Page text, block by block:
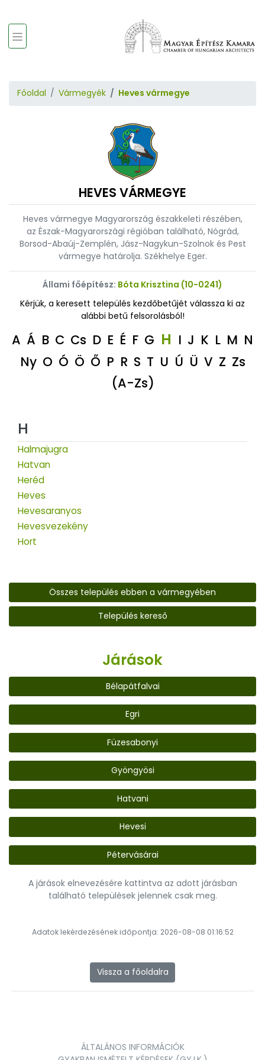
Főoldal Vármegyék Heves vármegye
HEVES VÁRMEGYE
Heves vármegye Magyarország északkeleti részében,
az Észak-Magyarországi régióban található, Nógrád,
Borsod-Abaúj-Zemplén, Jász-Nagykun-Szolnok és Pest
vármegye határolja. Székhelye Eger.
Állami főépítész: Bóta Krisztina (10-0241)
Kérjük, a keresett település kezdőbetűjét válassza ki az
alábbi betű felsorolásból!
A Á B C Cs D E É F G H I J K L M N
Ny O Ó Ö Ő P R S T U Ú Ü V Z Zs
(A-Zs)
H
Halmajugra
Hatvan
Heréd
Heves
Hevesaranyos
Hevesvezekény
Hort
Összes település ebben a vármegyében
Település kereső
Járások
Bélapátfalvai
Egri
Füzesabonyi
Gyöngyösi
Hatvani
Hevesi
Pétervásárai
A járások elnevezésére kattintva az adott járásban
található települések jelennek csak meg.
Adatok lekérdezésének időpontja: 2026-08-08 01:16:52
Vissza a főoldalra
ÁLTALÁNOS INFORMÁCIÓK